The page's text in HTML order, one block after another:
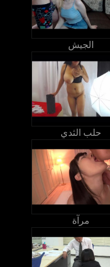
الجيش
حلب الثدي
مرآة